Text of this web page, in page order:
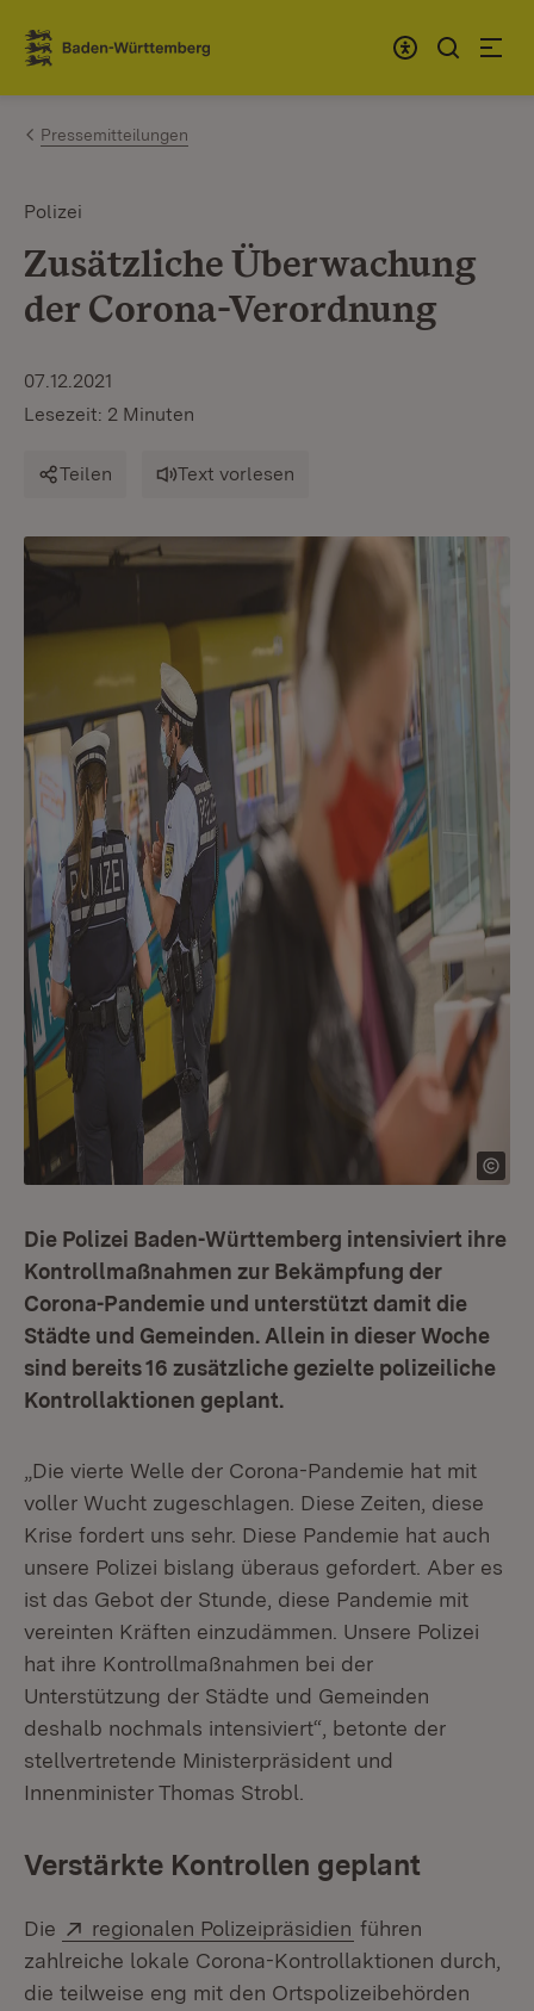
Zum Inhalt springen
Link zur Startseite
Pressemitteilungen
Polizei
Zusätzliche Überwachung
der Corona-Verordnung
07.12.2021
Lesezeit: 2 Minuten
Teilen Text vorlesen
Die Polizei Baden-Württemberg intensiviert ihre
Kontrollmaßnahmen zur Bekämpfung der
Corona-Pandemie und unterstützt damit die
Städte und Gemeinden. Allein in dieser Woche
sind bereits 16 zusätzliche gezielte polizeiliche
Kontrollaktionen geplant.
„Die vierte Welle der Corona-Pandemie hat mit
voller Wucht zugeschlagen. Diese Zeiten, diese
Krise fordert uns sehr. Diese Pandemie hat auch
unsere Polizei bislang überaus gefordert. Aber es
ist das Gebot der Stunde, diese Pandemie mit
vereinten Kräften einzudämmen. Unsere Polizei
hat ihre Kontrollmaßnahmen bei der
Unterstützung der Städte und Gemeinden
deshalb nochmals intensiviert“, betonte der
stellvertretende Ministerpräsident und
Innenminister Thomas Strobl.
Verstärkte Kontrollen geplant
Die Extern:
regionalen Polizeipräsidien (Öffnet in neuem
führen
zahlreiche lokale Corona-Kontrollaktionen durch,
die teilweise eng mit den Ortspolizeibehörden